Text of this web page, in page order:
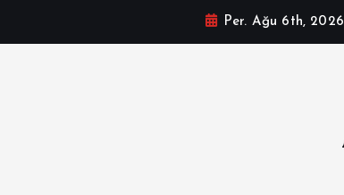
Per. Ağu 6th, 2026